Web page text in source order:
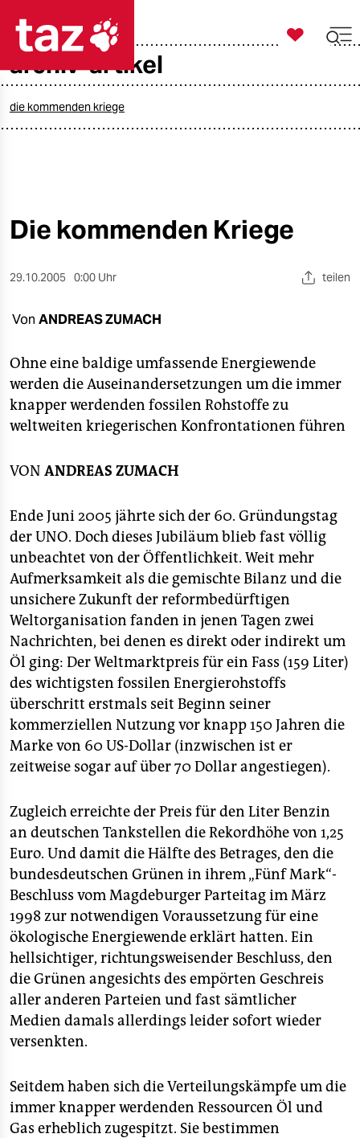
öko
sport
berlin
nord
wahrheit
verlag
veranstaltungen
shop
fragen & hilfe
unterstützen
abo
genossenschaft
epaper login

taz zahl ich
archiv-artikel
die kommenden kriege
Die kommenden Kriege
29.10.2005 0:00 Uhr teilen
Von ANDREAS ZUMACH
Ohne eine baldige umfassende Energiewende
werden die Auseinandersetzungen um die immer
knapper werdenden fossilen Rohstoffe zu
weltweiten kriegerischen Konfrontationen führen
VON ANDREAS ZUMACH
Ende Juni 2005 jährte sich der 60. Gründungstag
der UNO. Doch dieses Jubiläum blieb fast völlig
unbeachtet von der Öffentlichkeit. Weit mehr
Aufmerksamkeit als die gemischte Bilanz und die
unsichere Zukunft der reformbedürftigen
Weltorganisation fanden in jenen Tagen zwei
Nachrichten, bei denen es direkt oder indirekt um
Öl ging: Der Weltmarktpreis für ein Fass (159 Liter)
des wichtigsten fossilen Energierohstoffs
überschritt erstmals seit Beginn seiner
kommerziellen Nutzung vor knapp 150 Jahren die
Marke von 60 US-Dollar (inzwischen ist er
zeitweise sogar auf über 70 Dollar angestiegen).
Zugleich erreichte der Preis für den Liter Benzin
an deutschen Tankstellen die Rekordhöhe von 1,25
Euro. Und damit die Hälfte des Betrages, den die
bundesdeutschen Grünen in ihrem „Fünf Mark“-
Beschluss vom Magdeburger Parteitag im März
1998 zur notwendigen Voraussetzung für eine
ökologische Energiewende erklärt hatten. Ein
hellsichtiger, richtungsweisender Beschluss, den
die Grünen angesichts des empörten Geschreis
aller anderen Parteien und fast sämtlicher
Medien damals allerdings leider sofort wieder
versenkten.
Seitdem haben sich die Verteilungskämpfe um die
immer knapper werdenden Ressourcen Öl und
Gas erheblich zugespitzt. Sie bestimmen